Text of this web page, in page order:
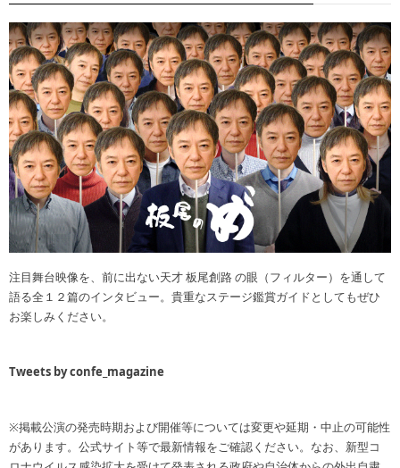
注目舞台映像を、前に出ない天才 板尾創路 の眼（フィルター）を通して
語る全１２篇のインタビュー。貴重なステージ鑑賞ガイドとしてもぜひ
お楽しみください。
Tweets by confe_magazine
※掲載公演の発売時期および開催等については変更や延期・中止の可能性
があります。公式サイト等で最新情報をご確認ください。なお、新型コ